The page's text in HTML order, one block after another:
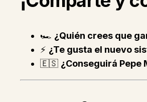
🏎️ ¿Quién crees que
⚡ ¿Te gusta el nuevo
🇪🇸 ¿Conseguirá Pepe